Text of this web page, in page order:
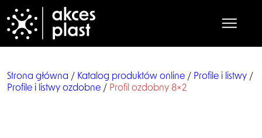
Strona główna / Katalog produktów online / Profile i listwy /
Profile i listwy ozdobne / Profil ozdobny 8×2